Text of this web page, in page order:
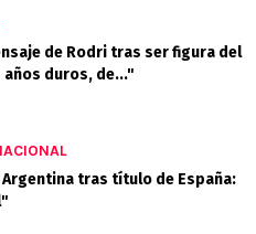
de Rodri tras ser figura del
años duros, de..."
Argentina tras título de España: